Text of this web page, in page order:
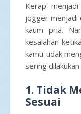
Kerap
jogger menjadi
kaum pria.
kesalahan
kamu tidak
sering
1. Tidak
Sesuai